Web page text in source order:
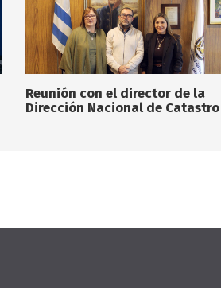
Reunión con el director de la
Dirección Nacional de Catastro